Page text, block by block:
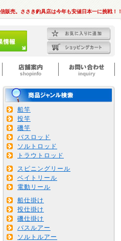
売。ささき釣具店は今年も安値日本一に挑戦！！
船竿
投竿
磯竿
バスロッド
ソルトロッド
トラウトロッド
スピニングリール
ベイトリール
電動リール
船仕掛け
投仕掛け
磯仕掛け
バスルアー
ソルトルアー